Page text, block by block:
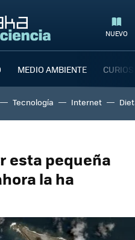
NUEVO
MEDIO AMBIENTE
Tecnología Internet
esta pequeña
la ha